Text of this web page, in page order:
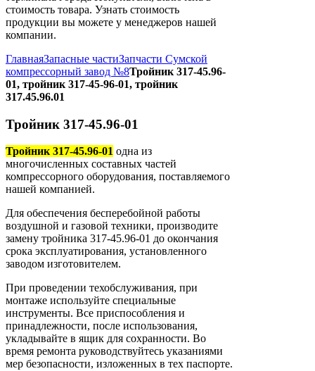
стоимость товара. Узнать стоимость
продукции вы можете у менеджеров нашей
компании.
ГлавнаяЗапасные частиЗапчасти Сумской
компрессорный завод №8Тройник 317-45.96-
01, тройник 317-45-96-01, тройник
317.45.96.01
Тройник 317-45.96-01
Тройник 317-45.96-01 одна из
многочисленных составных частей
компрессорного оборудования, поставляемого
нашей компанией.
Для обеспечения бесперебойной работы
воздушной и газовой техники, производите
замену тройника 317-45.96-01 до окончания
срока эксплуатирования, установленного
заводом изготовителем.
При проведении техобслуживания, при
монтаже используйте специальные
инструменты. Все приспособления и
принадлежности, после использования,
укладывайте в ящик для сохранности. Во
время ремонта руководствуйтесь указаниями
мер безопасности, изложенных в тех паспорте.